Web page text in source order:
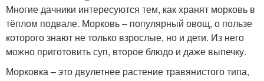
Многие дачники интересуются тем, как хранят морковь в
тёплом подвале. Морковь – популярный овощ, о пользе
которого знают не только взрослые, но и дети. Из него
можно приготовить суп, второе блюдо и даже выпечку.
Морковка – это двулетнее растение травянистого типа,